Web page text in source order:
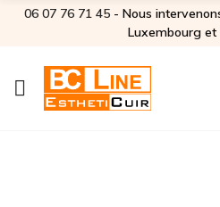
06 07 76 71 45‬ - Nous
Luxembourg et